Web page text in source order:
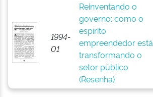
1994-
01
Reinventando o
governo: como o
espírito
empreendedor está
transformando o
setor público
(Resenha)